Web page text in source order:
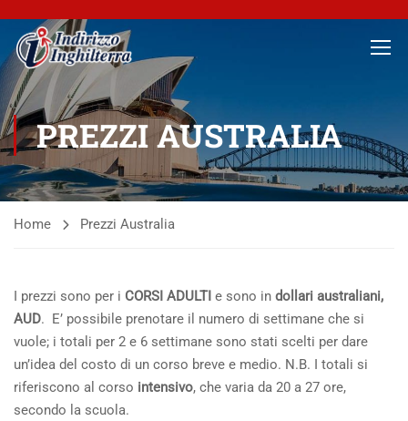
PREZZI AUSTRALIA
Home Prezzi Australia
I prezzi sono per i CORSI ADULTI e sono in dollari australiani,
AUD. E’ possibile prenotare il numero di settimane che si
vuole; i totali per 2 e 6 settimane sono stati scelti per dare
un’idea del costo di un corso breve e medio. N.B. I totali si
riferiscono al corso intensivo, che varia da 20 a 27 ore,
secondo la scuola.